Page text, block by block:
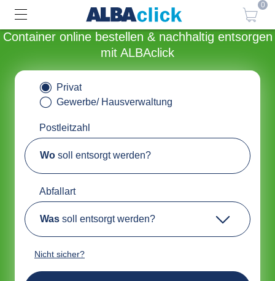
0
Container online bestellen & nachhaltig entsorgen
mit ALBAclick
Privat
Gewerbe/ Hausverwaltung
Postleitzahl
Wo soll entsorgt werden?
Abfallart
Was soll entsorgt werden?
Nicht sicher?